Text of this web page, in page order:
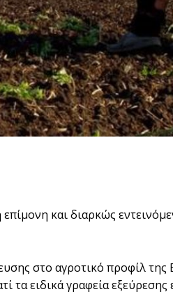
και διαρκώς
στο αγροτικό προφίλ
τα ειδικά γραφεία εξεύρεσης